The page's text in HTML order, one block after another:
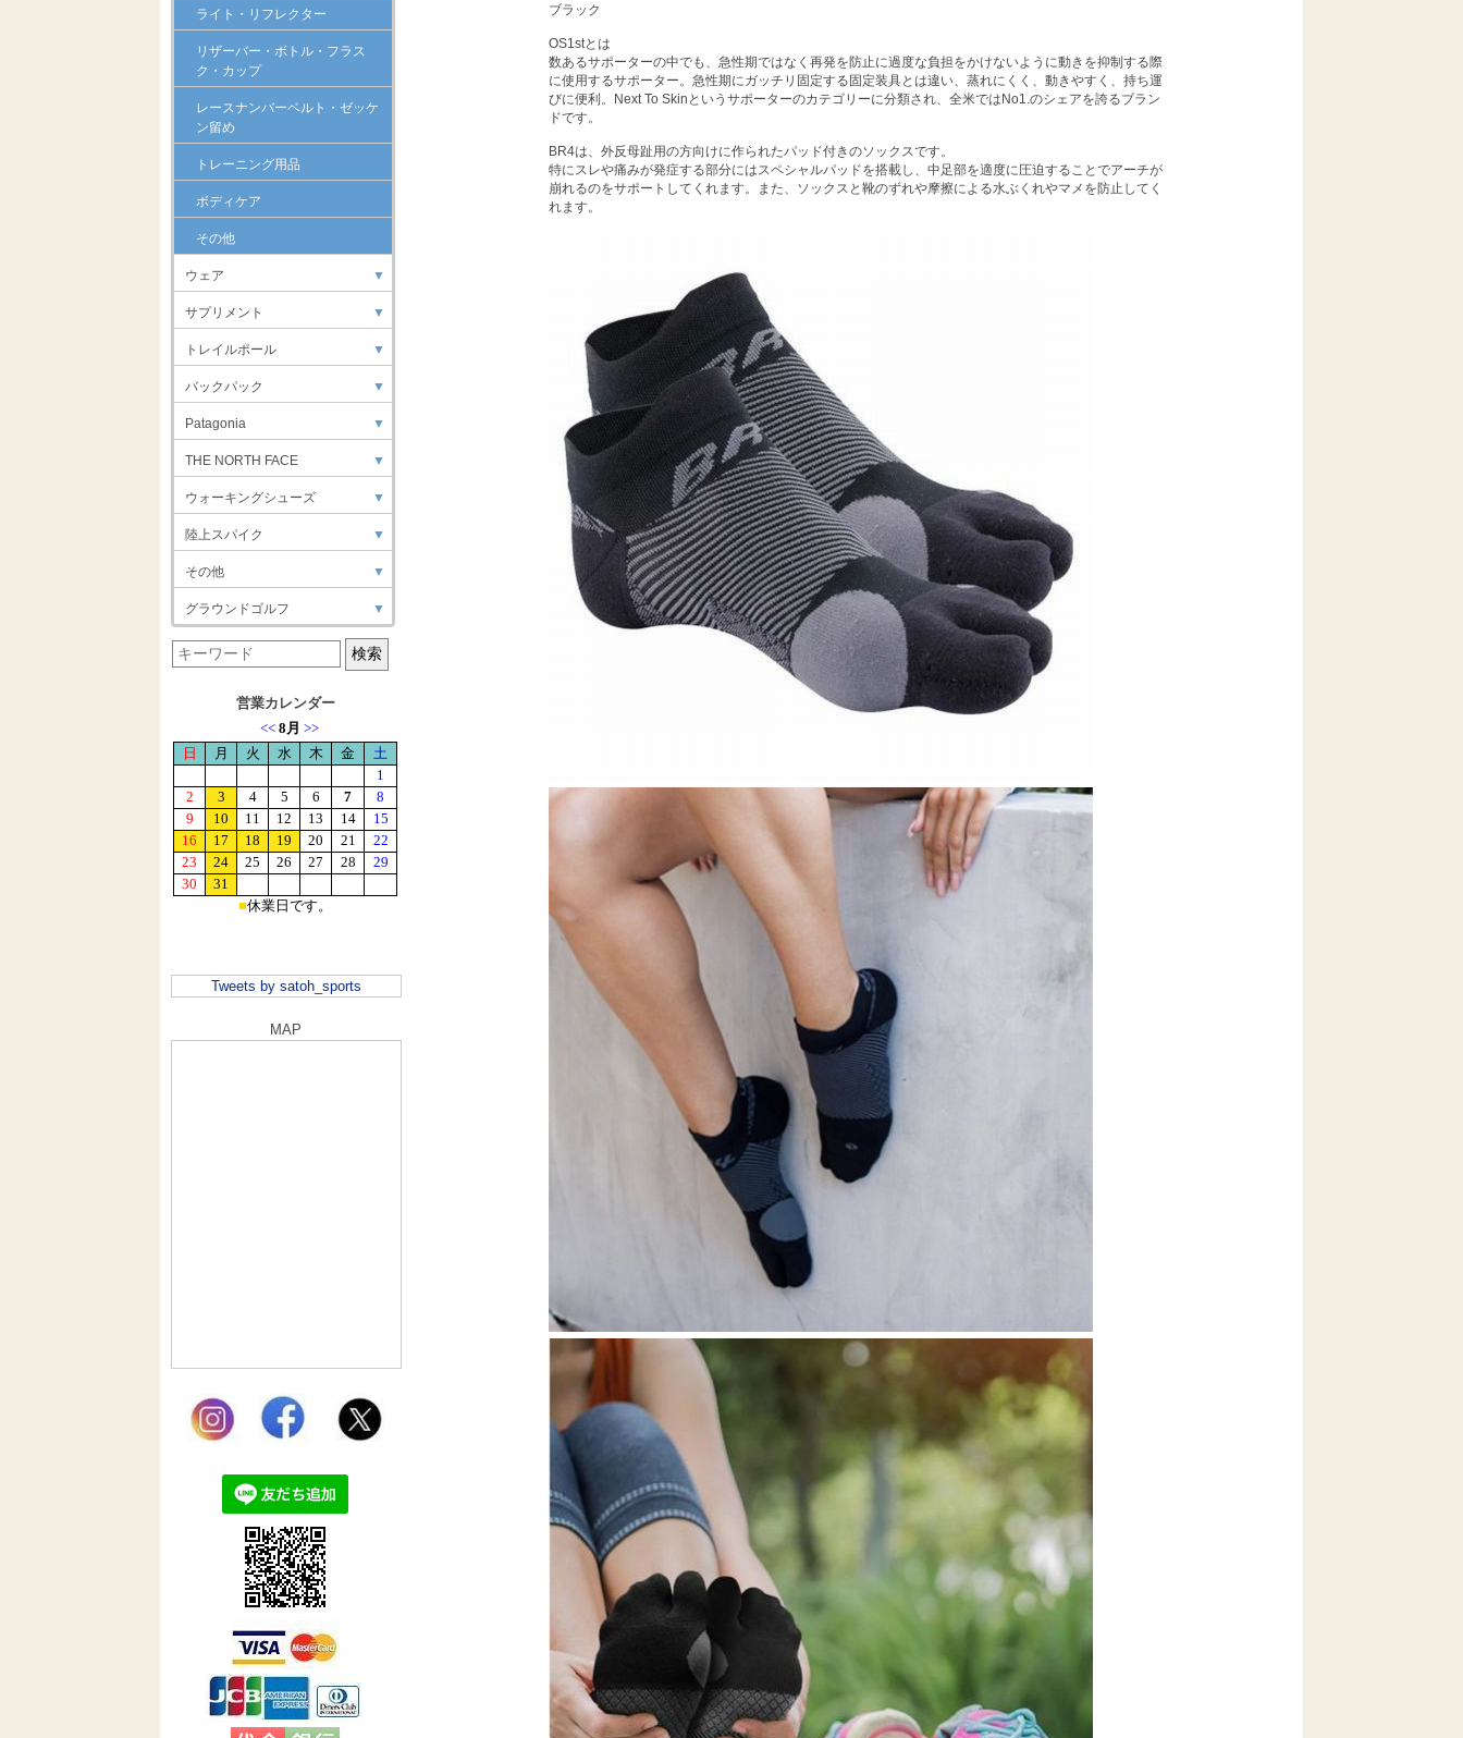
ブラック
OS1stとは
数あるサポーターの中でも、急性期ではなく再発を防止に過度な負担をかけないように動きを抑制する際
に使用するサポーター。急性期にガッチリ固定する固定装具とは違い、蒸れにくく、動きやすく、持ち運
びに便利。Next To Skinというサポーターのカテゴリーに分類され、全米ではNo1.のシェアを誇るブラン
ドです。
BR4は、外反母趾用の方向けに作られたパッド付きのソックスです。
特にスレや痛みが発症する部分にはスペシャルパッドを搭載し、中足部を適度に圧迫することでアーチが
崩れるのをサポートしてくれます。また、ソックスと靴のずれや摩擦による水ぶくれやマメを防止してく
れます。
ライト・リフレクター
リザーバー・ボトル・フラス
ク・カップ
レースナンバーベルト・ゼッケ
ン留め
トレーニング用品
ボディケア
その他
ウェア ▼
サプリメント ▼
トレイルポール ▼
バックパック ▼
Patagonia ▼
THE NORTH FACE ▼
ウォーキングシューズ ▼
陸上スパイク ▼
その他 ▼
グラウンドゴルフ ▼
営業カレンダー
Tweets by satoh_sports
MAP